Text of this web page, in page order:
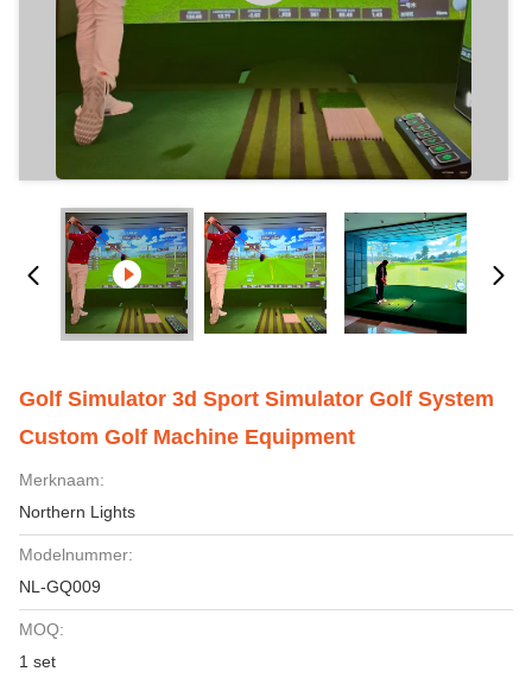
Golf Simulator 3d Sport Simulator Golf System
Custom Golf Machine Equipment
Merknaam:
Northern Lights
Modelnummer:
NL-GQ009
MOQ:
1 set